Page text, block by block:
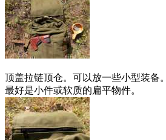
顶盖拉链顶仓。可以放一些小型装备
最好是小件或软质的扁平物件。